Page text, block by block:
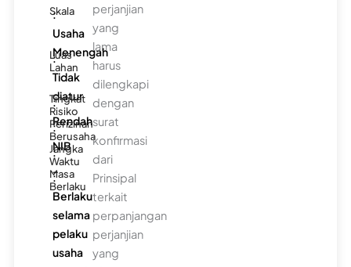
Skala
:
Usaha
Menengah
Luas
Lahan
:
Tidak
diatur
Tingkat
Risiko
:
Rendah
Perizinan
Berusaha
:
NIB
Jangka
Waktu
:
-
Masa
Berlaku
:
Berlaku
selama
pelaku
usaha
perjanjian
yang
lama
harus
dilengkapi
dengan
surat
konfirmasi
dari
Prinsipal
terkait
perpanjangan
perjanjian
yang